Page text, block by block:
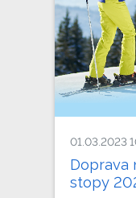
01.03.2023
Doprava
stopy